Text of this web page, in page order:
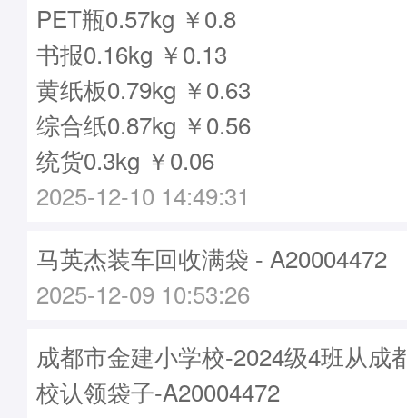
PET瓶0.57kg ￥0.8
书报0.16kg ￥0.13
黄纸板0.79kg ￥0.63
综合纸0.87kg ￥0.56
统货0.3kg ￥0.06
2025-12-10 14:49:31
马英杰装车回收满袋 - A20004472
2025-12-09 10:53:26
成都市金建小学校-2024级4班从成
校认领袋子-A20004472